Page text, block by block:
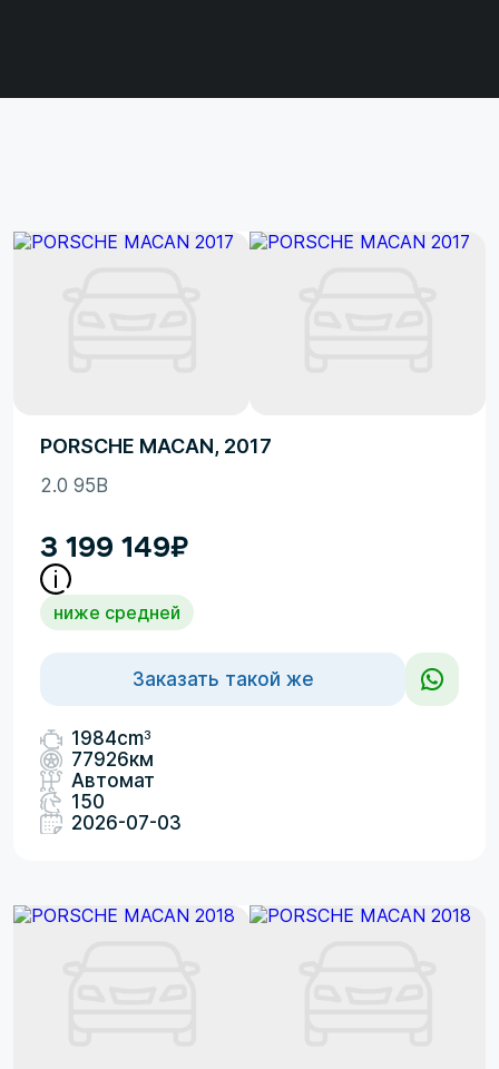
PORSCHE MACAN, 2017
2.0 95B
3 199 149₽
ниже средней
Заказать такой же
1984cm3
77926км
Автомат
150
2026-07-03